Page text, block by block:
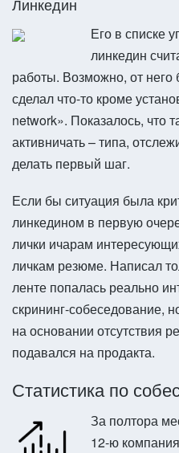
Его в списке
линкедин
работы. Возможно, от
сделал что-то кроме
network». Показалось, что
активничать – типа,
делать первый шаг.
Если бы ситуация была
линкедином в первую
лички ичарам
личкам резюме. Написал
ленте попалась реально
скрининг-собеседование,
на основании отсутствия
подавался на продакта.
Статистика по
За полтора
12-ю